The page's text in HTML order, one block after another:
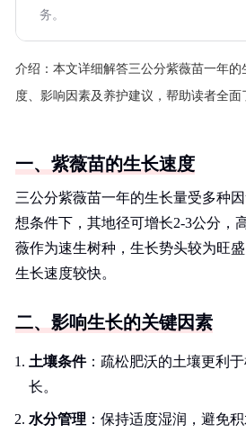
务。
介绍： 本文详细解答三公分紫薇苗一年的
度、影响因素及养护建议，帮助读者全面
一、紫薇苗的生长速度
三公分紫薇苗一年的生长量受多种
想条件下，其地径可增长2-3公分，
薇作为速生树种，生长势头较为旺
生长速度较快。
二、影响生长的关键因素
土壤条件：疏松肥沃的土壤更利
长。
水分管理 ：保持适度湿润，避免积